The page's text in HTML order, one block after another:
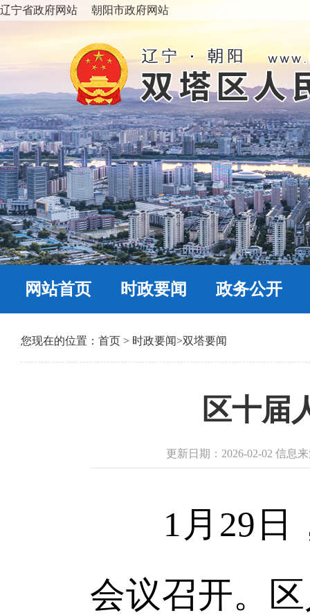
辽宁省政府网站 朝阳市政府网站
网站首页 时政要闻 政务公开
您现在的位置： 首页 > 时政要闻>双塔要闻
区十届
更新日期：2026-02-02 信息
1月29日，
会议召开。